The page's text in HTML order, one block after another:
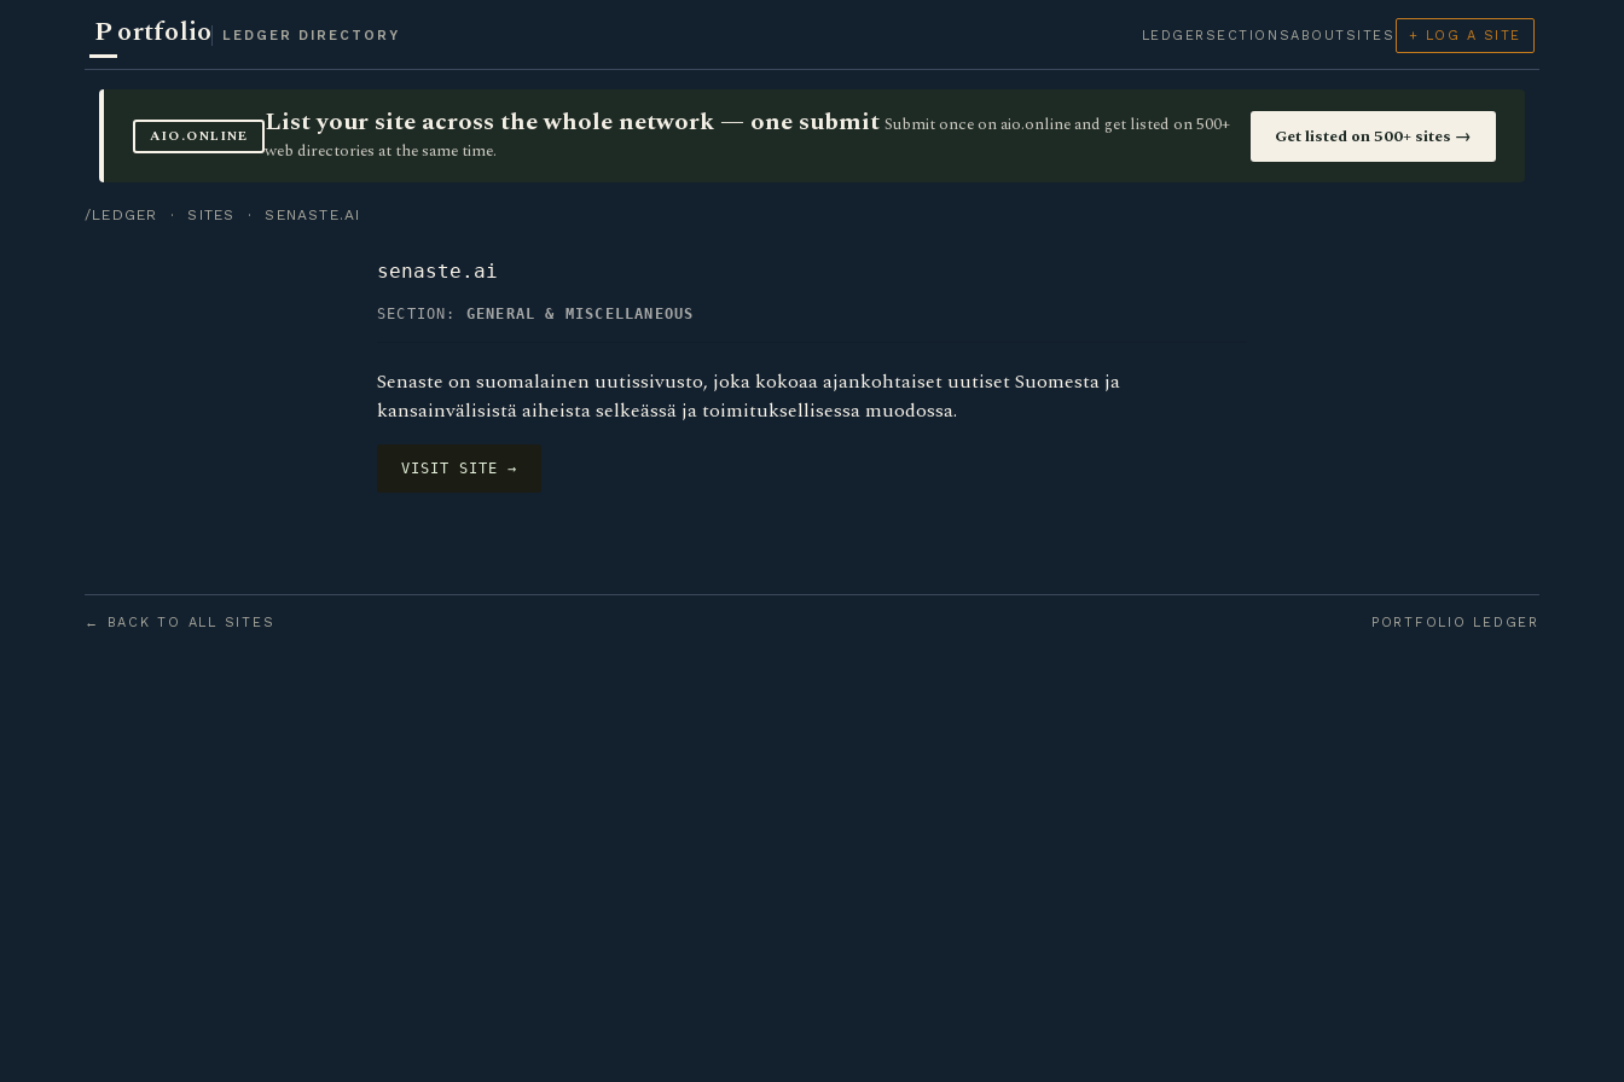
Portfolio LEDGER DIRECTORY LEDGER SECTIONSABOUT SITES + LOG A SITE
AIO.ONLINE List your site across the whole network — one submit Submit once on aio.online and get listed on 500+
web directories at the same time.
Get listed on 500+ sites →
/LEDGER · SITES · SENASTE.AI
senaste.ai
SECTION: GENERAL & MISCELLANEOUS
Senaste on suomalainen uutissivusto, joka kokoaa ajankohtaiset uutiset Suomesta ja
kansainvälisistä aiheista selkeässä ja toimituksellisessa muodossa.
VISIT SITE →
← BACK TO ALL SITES PORTFOLIO LEDGER